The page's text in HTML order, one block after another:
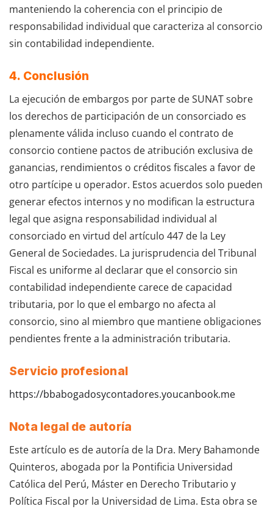
manteniendo la coherencia con el principio de
responsabilidad individual que caracteriza al consorcio
sin contabilidad independiente.
4. Conclusión
La ejecución de embargos por parte de SUNAT sobre
los derechos de participación de un consorciado es
plenamente válida incluso cuando el contrato de
consorcio contiene pactos de atribución exclusiva de
ganancias, rendimientos o créditos fiscales a favor de
otro partícipe u operador. Estos acuerdos solo pueden
generar efectos internos y no modifican la estructura
legal que asigna responsabilidad individual al
consorciado en virtud del artículo 447 de la Ley
General de Sociedades. La jurisprudencia del Tribunal
Fiscal es uniforme al declarar que el consorcio sin
contabilidad independiente carece de capacidad
tributaria, por lo que el embargo no afecta al
consorcio, sino al miembro que mantiene obligaciones
pendientes frente a la administración tributaria.
Servicio profesional
https://bbabogadosycontadores.youcanbook.me
Nota legal de autoría
Este artículo es de autoría de la Dra. Mery Bahamonde
Quinteros, abogada por la Pontificia Universidad
Católica del Perú, Máster en Derecho Tributario y
Política Fiscal por la Universidad de Lima. Esta obra se